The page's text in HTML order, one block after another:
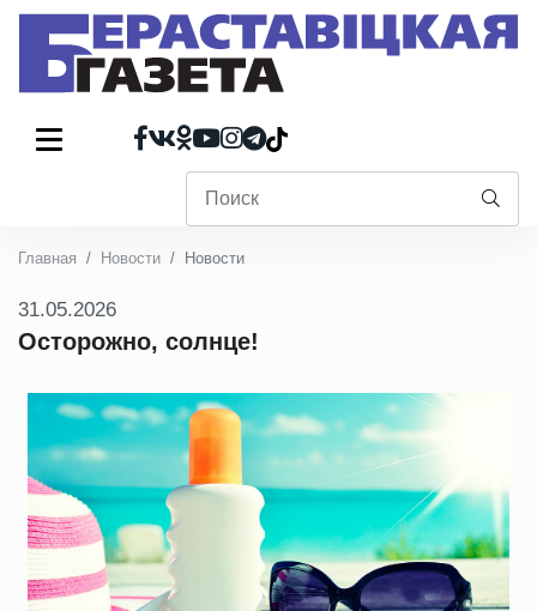
Главная Новости Новости
31.05.2026
Осторожно, солнце!